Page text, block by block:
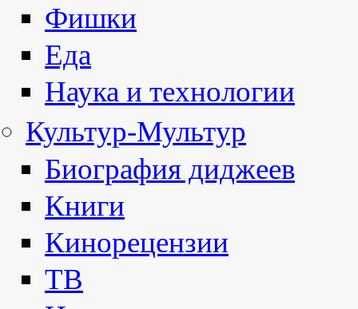
Фишки
Еда
Наука и технологии
Культур-Мультур
Биография диджеев
Книги
Кинорецензии
ТВ